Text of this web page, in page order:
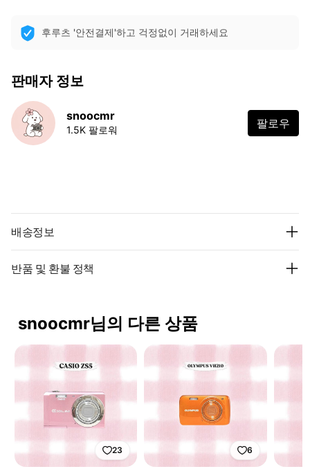
후루츠 '안전결제'하고 걱정없이 거래하세요
판매자 정보
snoocmr
1.5K 팔로워 팔로우
배송정보
반품 및 환불 정책
snoocmr님의 다른 상품
23 6